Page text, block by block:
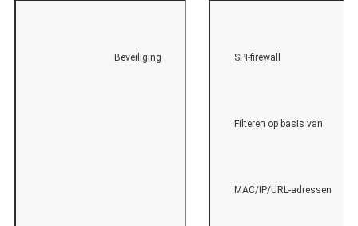
Beveiliging SPI-firewall
Filteren op basis van
MAC/IP/URL-adressen